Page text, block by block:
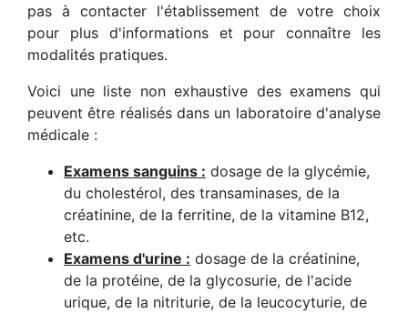
pas à contacter l'établissement de votre choix
pour plus d'informations et pour connaître les
modalités pratiques.
Voici une liste non exhaustive des examens qui
peuvent être réalisés dans un laboratoire d'analyse
médicale :
Examens sanguins : dosage de la glycémie,
du cholestérol, des transaminases, de la
créatinine, de la ferritine, de la vitamine B12,
etc.
Examens d'urine : dosage de la créatinine,
de la protéine, de la glycosurie, de l'acide
urique, de la nitriturie, de la leucocyturie, de